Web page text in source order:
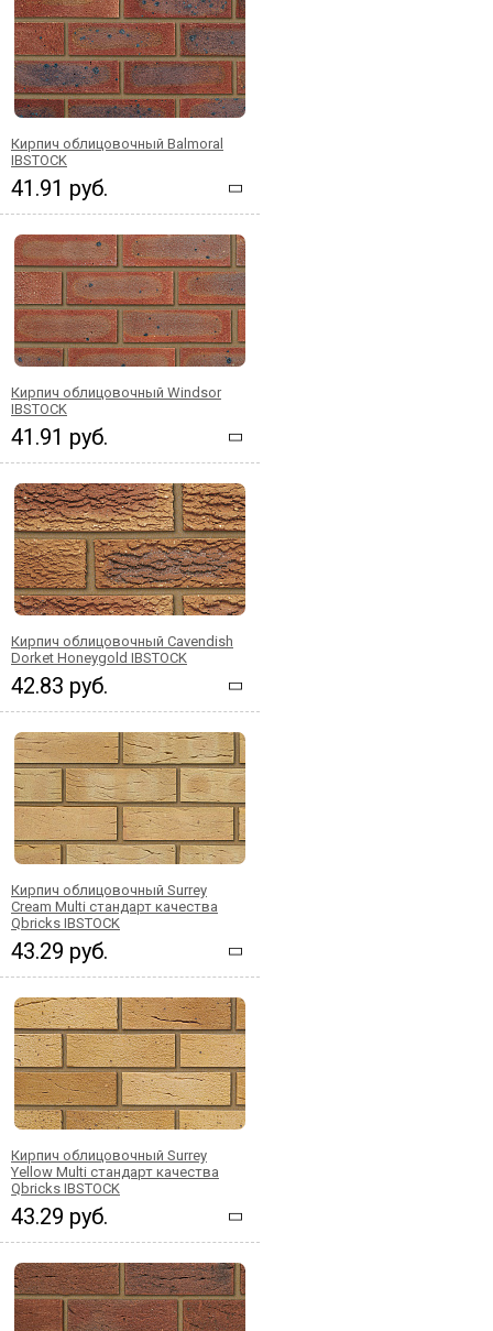
Кирпич облицовочный Balmoral
IBSTOCK
41.91 руб.
Кирпич облицовочный Windsor
IBSTOCK
41.91 руб.
Кирпич облицовочный Cavendish
Dorket Honeygold IBSTOCK
42.83 руб.
Кирпич облицовочный Surrey
Cream Multi стандарт качества
Qbricks IBSTOCK
43.29 руб.
Кирпич облицовочный Surrey
Yellow Multi стандарт качества
Qbricks IBSTOCK
43.29 руб.